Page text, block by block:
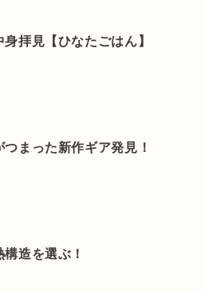
拝見【ひなたごはん】
まった新作ギア発見！
造を選ぶ！